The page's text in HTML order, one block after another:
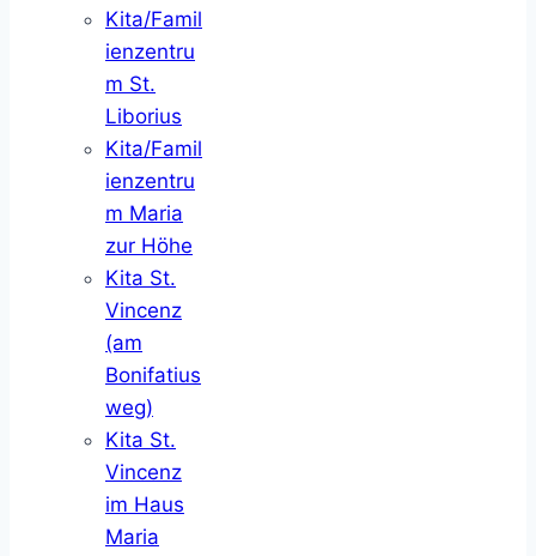
Kita/Famil
ienzentru
m St.
Liborius
Kita/Famil
ienzentru
m Maria
zur Höhe
Kita St.
Vincenz
(am
Bonifatius
weg)
Kita St.
Vincenz
im Haus
Maria